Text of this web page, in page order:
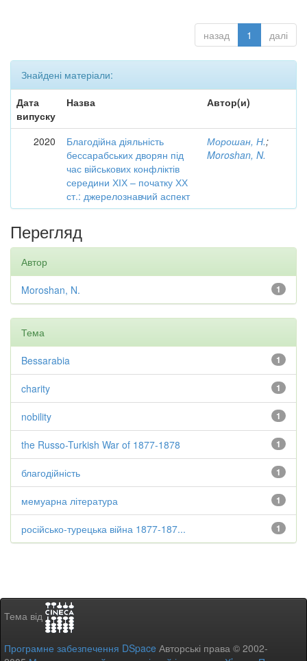
назад 1 далі
Знайдені матеріали:
Дата
випуску
Назва Автор(и)
2020
Благодійна діяльність
бессарабських дворян під
час військових конфліктів
середини ХІХ – початку ХХ
ст.: джерелознавчий аспект
Морошан, Н.;
Moroshan, N.
Перегляд
Автор
1
Moroshan, N.
Тема
1
Bessarabia
1
charity
1
nobility
1
the Russo-Turkish War of 1877-1878
1
благодійність
1
мемуарна література
1
російсько-турецька війна 1877-187...
Тема від
Програмне забезпечення DSpace Авторські права © 2002-